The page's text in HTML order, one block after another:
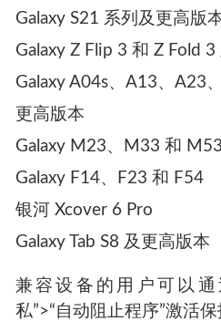
Galaxy S21 系列及更高版
Galaxy Z Flip 3 和 Z Fold
Galaxy A04s、A13、A23
更高版本
Galaxy M23、M33 和
Galaxy F14、F23 和 F54
银河 Xcover 6 Pro
Galaxy Tab S8 及更高版本
兼容设备的用户可以通
私”>“自动阻止程序”激活保